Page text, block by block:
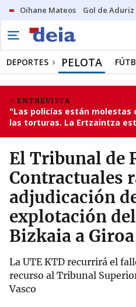
Oihane Mateos Gol de Aduriz
DEPORTES PELOTA
ENTREVISTA
"Las policías están molestas
las torturas. La Ertzaintza
El Tribunal de
Contractuales
adjudicación
explotación
Bizkaia a
La UTE KTD recurrirá el
recurso al Tribunal
Vasco